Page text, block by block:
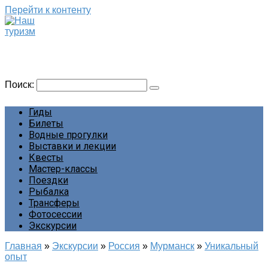
Перейти к контенту
Поиск:
Гиды
Билеты
Водные прогулки
Выставки и лекции
Квесты
Мастер-классы
Поездки
Рыбалка
Трансферы
Фотосессии
Экскурсии
Главная » Экскурсии » Россия » Мурманск » Уникальный
опыт